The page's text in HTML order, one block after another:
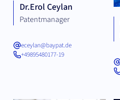
Dr.Erol Ceylan
Patentmanager
eceylan@baypat.de
+49895480177-19